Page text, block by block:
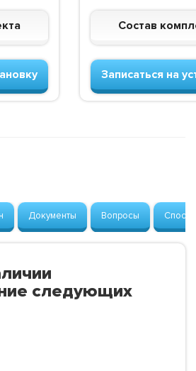
Состав
Записаться на
Документы Вопросы
следующих